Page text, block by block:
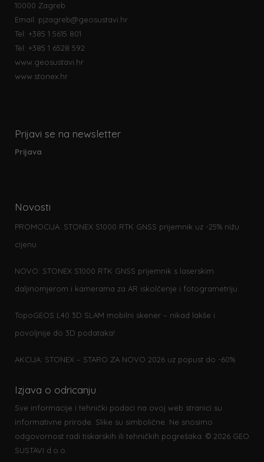
10000 Zagreb
Email: pjzagreb@geosustavi.hr
Tel: +385 1 5615 801
Tel: +385 1 6528 592
www.geosustavi.hr
www.stonex.hr
Prijavi se na newsletter
Prijava
Novosti
PROMOCIJA: STONEX S1000 RTK GNSS prijemnik uz -25% nižu
cijenu
NOVO: STONEX S1000 RTK GNSS prijemnik s laserskim
daljinomjerom i kamerama za AR iskolčenje i fotogrametriju
TopoGEOS L40 3D SLAM mobilni skener – nikad lakše i
povoljnije do 3D podataka!
AKCIJA: STONEX – STARO ZA NOVO 2026 uz popust do -60%
Izjava o odricanju
Sve informacije i tehnički podaci na ovoj web stranici su
informativne prirode. Slike su simbolične. Ne snosimo
odgovornost radi tiskarskih ili tehničkih pogrešaka. © 2026 GEO
SUSTAVI d.o.o.